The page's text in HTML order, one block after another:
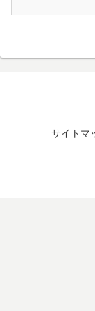
サイトマ